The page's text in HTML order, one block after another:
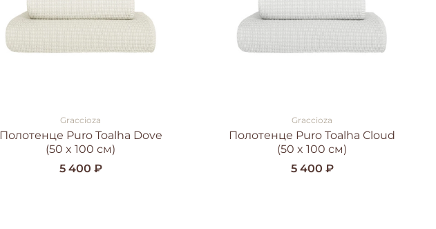
Graccioza
Полотенце Puro Toalha Dove
(50 x 100 см)
5 400 ₽
Graccioza
Полотенце Puro Toalha Cloud
(50 x 100 см)
5 400 ₽